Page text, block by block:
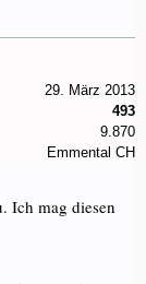
29. März 2013
493
9.870
Emmental CH
Ich mag diesen